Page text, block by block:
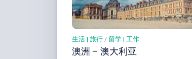
生活 | 旅行 / 留学 | 工作
澳洲 – 澳大利亚